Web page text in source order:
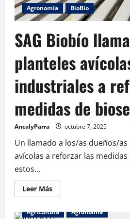
Agronomía BioBio
SAG Biobío
planteles
industriales a
medidas de
AncalyParra octubre 7, 2025
Un llamado a los/as dueños/
avícolas a reforzar las
estos...
Leer Más
Agricultura Agronomía